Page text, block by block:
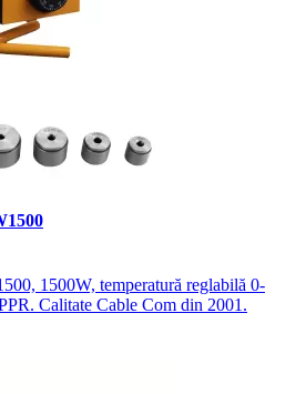
1500W, temperatură reglabilă 0-
Calitate Cable Com din 2001.